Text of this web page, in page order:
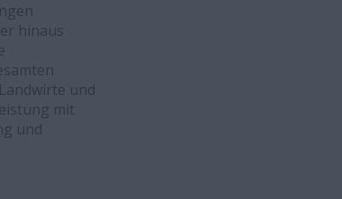
hinaus
und
mit
und